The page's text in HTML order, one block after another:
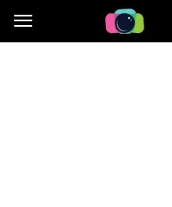
Lafoto.pl